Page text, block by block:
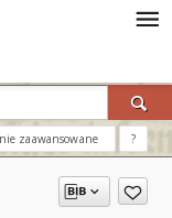
zaawansowane ?